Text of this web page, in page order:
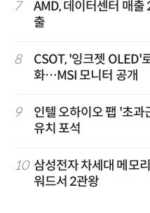
7
AMD, 데이터센터 매
출
8
CSOT, '잉크젯 OLED'
화…MSI 모니터 공개
9
인텔 오하이오 팹 '초
유치 포석
10 삼성전자 차세대 메모
워드서 2관왕